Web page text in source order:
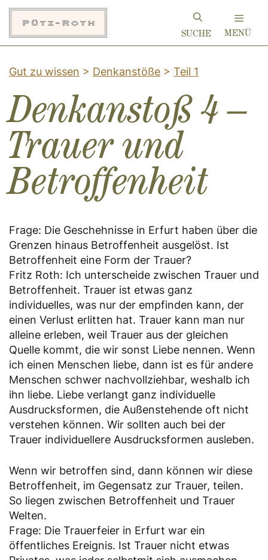
Zum
Inhalt
springen
MENÜ
Gut zu wissen > Denkanstöße > Teil 1
Denkanstoß 4 –
Trauer und
Betroffenheit
Frage: Die Geschehnisse in Erfurt haben über die
Grenzen hinaus Betroffenheit ausgelöst. Ist
Betroffenheit eine Form der Trauer?
Fritz Roth: Ich unterscheide zwischen Trauer und
Betroffenheit. Trauer ist etwas ganz
individuelles, was nur der empfinden kann, der
einen Verlust erlitten hat. Trauer kann man nur
alleine erleben, weil Trauer aus der gleichen
Quelle kommt, die wir sonst Liebe nennen. Wenn
ich einen Menschen liebe, dann ist es für andere
Menschen schwer nachvollziehbar, weshalb ich
ihn liebe. Liebe verlangt ganz individuelle
Ausdrucksformen, die Außenstehende oft nicht
verstehen können. Wir sollten auch bei der
Trauer individuellere Ausdrucksformen ausleben.
Wenn wir betroffen sind, dann können wir diese
Betroffenheit, im Gegensatz zur Trauer, teilen.
So liegen zwischen Betroffenheit und Trauer
Welten.
Frage: Die Trauerfeier in Erfurt war ein
öffentliches Ereignis. Ist Trauer nicht etwas